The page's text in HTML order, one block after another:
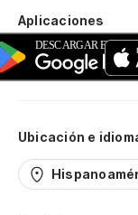
Aplicaciones
Ubicación e